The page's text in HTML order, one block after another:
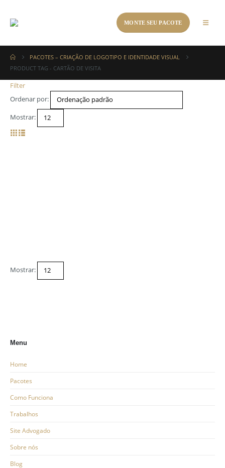
MONTE SEU PACOTE
PACOTES – CRIAÇÃO DE LOGOTIPO E IDENTIDADE VISUAL
PRODUCT TAG - CARTÃO DE VISITA
Filter
Ordenar por:
Mostrar:
Mostrar:
Menu
Home
Pacotes
Como Funciona
Trabalhos
Site Advogado
Sobre nós
Blog